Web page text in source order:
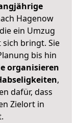
Hagenow
ein Umzug
bringt. Sie
bis hin
organisieren
,
dafür, dass
Zielort in